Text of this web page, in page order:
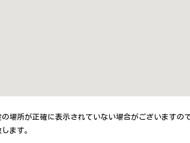
場所が正確に表示されていない場合がございますの
ます。